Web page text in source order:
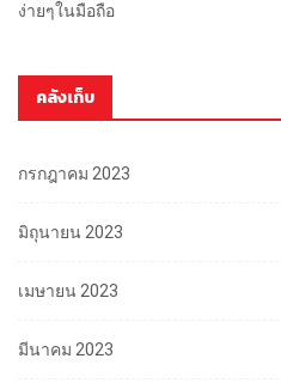
ง่ายๆในมือถือ
คลังเก็บ
กรกฎาคม 2023
มิถุนายน 2023
เมษายน 2023
มีนาคม 2023